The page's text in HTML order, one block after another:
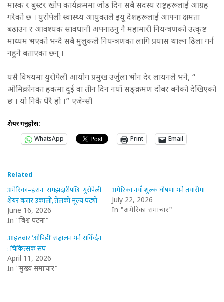
मास्क र बुस्टर खोप कार्यक्रममा जोड दिन सबै सदस्य राष्ट्रहरूलाई आग्रह
गरेको छ । युरोपेली स्वास्थ्य आयुक्तले इयू देशहरूलाई आफ्ना क्षमता
बढाउन र आवश्यक सावधानी अपनाउनु नै महामारी नियन्त्रणको उत्कृष्ट
माध्यम भएको भन्दै सबै मुलुकले नियन्त्रणका लागि प्रयास थाल्न ढिला गर्न
नहुने बताएका छन् ।
यसै विषयमा युरोपेली आयोग प्रमुख उर्जुला भोन देर लायनले भने, “
ओमिक्रोनका हकमा दुई वा तीन दिन नयाँ सङ्क्रमण दोबर बनेको देखिएको
छ । यो निकै धेरै हो ।” एजेन्सी
शेयर गर्नुहोस:
WhatsApp
Print Email
Related
अमेरिका–इरान समझदारीपछि युरोपेली
शेयर बजार उकालो, तेलको मूल्य घट्यो
June 16, 2026
In "बिश्व घटना"
अमेरिका नयाँ शुल्क घोषणा गर्ने तयारीमा
July 22, 2026
In "अमेरिका समाचार"
आइतबार ‘ओपिडी’ सञ्चालन गर्न सकिँदैन
: चिकित्सक संघ
April 11, 2026
In "मुख्य समाचार"